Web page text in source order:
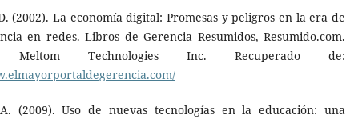
(2002). La economía digital: Promesas y peligros en la era de
en redes. Libros de Gerencia Resumidos, Resumido.com.
Meltom Technologies Inc. Recuperado de:
(2009). Uso de nuevas tecnologías en la educación: una